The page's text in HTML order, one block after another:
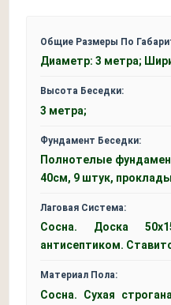
Общие Размеры По
Диаметр: 3 метра;
Высота Беседки:
3 метра;
Фундамент Беседки:
Полнотелые
40см, 9 штук,
Лаговая Система:
Сосна. Доска
антисептиком.
Материал Пола:
Сосна. Сухая